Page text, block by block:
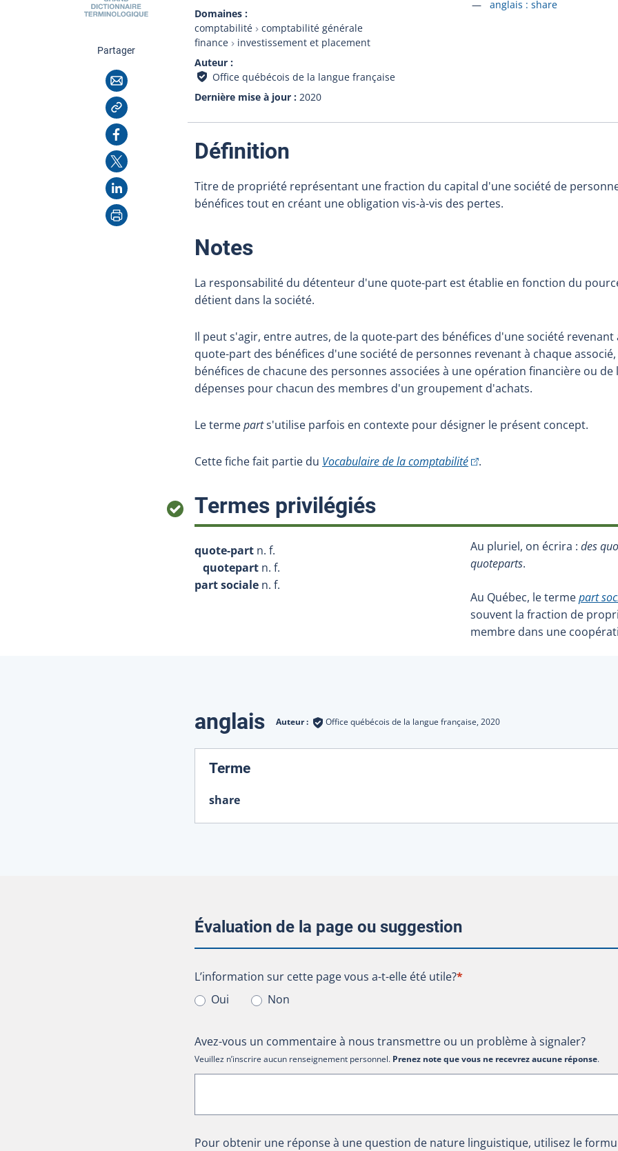
Domaines
comptabilité
comptabilité générale
finance
investissement et placement
Auteur
Office québécois de la langue française
Dernière mise à jour
2020
Accéder à la fiche en
anglais : share
Partagercette page
Courriel
Copier l'adresse
Facebook
X
LinkedIn
Imprimer
Définition
Titre de propriété représentant une fraction du capital d'une société de
bénéfices tout en créant une obligation vis-à-vis des pertes.
Notes:
La responsabilité du détenteur d'une quote-part est établie en fonction du
détient dans la société.
Il peut s'agir, entre autres, de la quote-part des bénéfices d'une société revenant
quote-part des bénéfices d'une société de personnes revenant à chaque
bénéfices de chacune des personnes associées à une opération financière ou
dépenses pour chacun des membres d'un groupement d'achats.
Le termeparts'utilise parfois en contexte pour désigner le présent concept.
Cette fiche fait partie du Vocabulaire de la comptabilité(Cet hyperlien externe
.
Termes privilégiés:
quote-part n. f.
quotepart n. f.
part sociale n. f.
Au pluriel, on écrira : des
quoteparts.
Au Québec, le termepart
souvent la fraction de
membre dans une
Traductions
anglais Auteur : Office québécois de la langue française, 2020
Terme:
share
Évaluation de la page ou suggestion
L’information sur cette page vous a-t-elle été utile?
L’information sur cette page vous a-t-elle été utile?*
Oui
Non
Avez-vous un commentaire à nous transmettre ou un problème à signaler?
Veuillez n’inscrire aucun renseignement personnel. Prenez note que vous ne recevrez aucune réponse.
Pour obtenir une réponse à une question de nature linguistique, utilisez le